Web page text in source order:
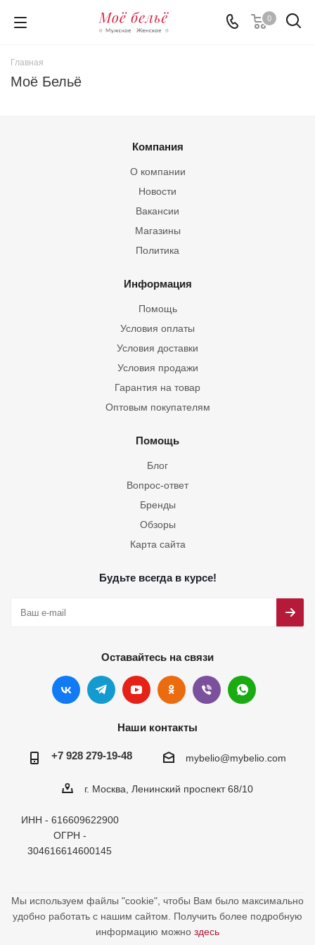
0
Главная
Моё Бельё
Компания
О компании
Новости
Вакансии
Магазины
Политика
Информация
Помощь
Условия оплаты
Условия доставки
Условия продажи
Гарантия на товар
Оптовым покупателям
Помощь
Блог
Вопрос-ответ
Бренды
Обзоры
Карта сайта
Будьте всегда в курсе!
Оставайтесь на связи
Наши контакты
+7 928 279-19-48 mybelio@mybelio.com
г. Москва, Ленинский проспект 68/10
ИНН - 616609622900
ОГРН -
304616614600145
Мы используем файлы "cookie", чтобы Вам было максимально
удобно работать с нашим сайтом. Получить более подробную
информацию можно здесь